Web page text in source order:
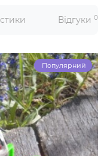
Відгуки 0
Популярний